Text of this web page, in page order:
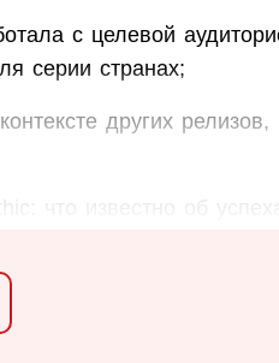
с целевой
серии странах;
других